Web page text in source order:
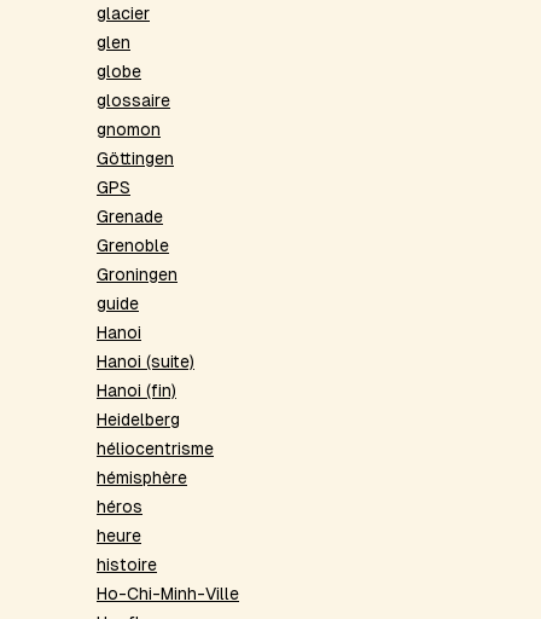
glacier
glen
globe
glossaire
gnomon
Göttingen
GPS
Grenade
Grenoble
Groningen
guide
Hanoi
Hanoi (suite)
Hanoi (fin)
Heidelberg
héliocentrisme
hémisphère
héros
heure
histoire
Ho-Chi-Minh-Ville